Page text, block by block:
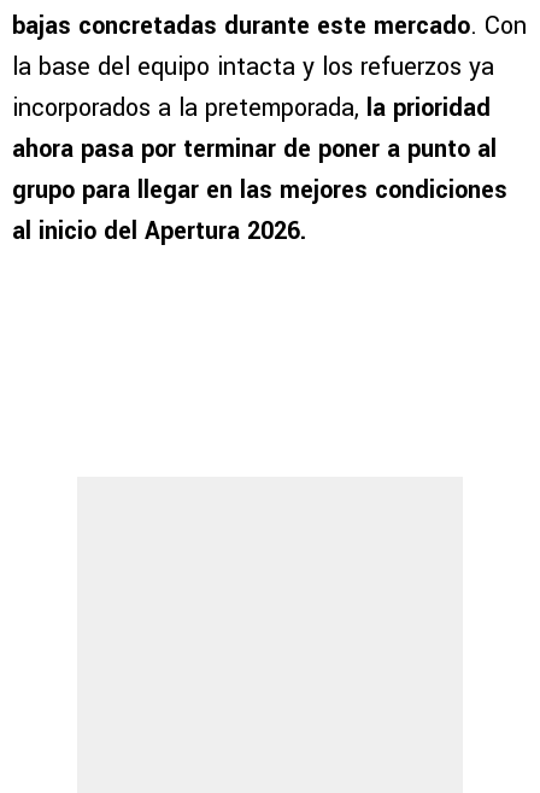
bajas concretadas durante este mercado. Con
la base del equipo intacta y los refuerzos ya
incorporados a la pretemporada, la prioridad
ahora pasa por terminar de poner a punto al
grupo para llegar en las mejores condiciones
al inicio del Apertura 2026.